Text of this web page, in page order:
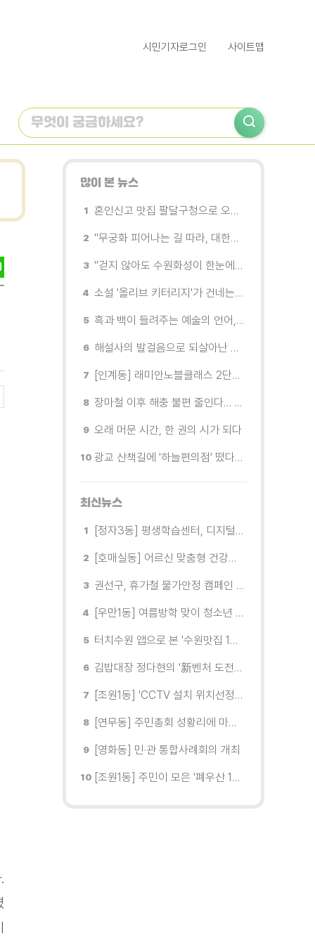
시민기자로그인 사이트맵
많이 본 뉴스
혼인신고 맛집 팔달구청으로 오세요
"무궁화 피어나는 길 따라, 대한민국을 걷는다"
"걷지 않아도 수원화성이 한눈에"…무장애 관광버스 '수원행차' 타보니
소설 '올리브 키터리지'가 건네는 삶과 연민의 철학
흑과 백이 들려주는 예술의 언어, 수원시립미술관 소장품전《블랑 블랙 파노라마》
해설사의 발걸음으로 되살아난 수원의 독립운동 역사
[인계동] 래미안노블클래스 2단지 경로당, 무더위 속 독거노인에게 '따뜻한 한 끼' 대접
장마철 이후 해충 불편 줄인다… 영통구보건소, 신동수변공원·원천리천 집중 방제
오래 머문 시간, 한 권의 시가 되다
광교 산책길에 '하늘편의점' 떴다… 드론배송 시연
최신뉴스
[정자3동] 평생학습센터, 디지털 생활문해교실 개강
[호매실동] 어르신 맞춤형 건강특화사업 「은빛반짝 실버종이공방」 운영
권선구, 휴가철 물가안정 캠페인 전개
[우만1동] 여름방학 맞이 청소년 유해환경 캠페인 실시
터치수원 앱으로 본 '수원맛집 100선'... 장안구 맛집을 찾다
김밥대장 정다현의 '新벤처 도전이야기'
[조원1동] 'CCTV 설치 위치선정협의회' 회의 개최
[연무동] 주민총회 성황리에 마무리
[영화동] 민·관 통합사례회의 개최
[조원1동] 주민이 모은 '폐우산 100개' 수원여대에 1차 전달